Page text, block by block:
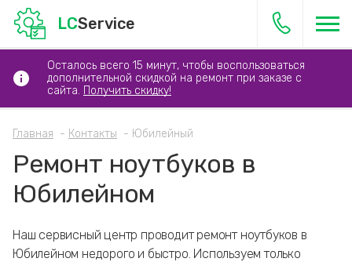
LCService
Осталось всего 15 минут, чтобы воспользоваться
дополнительной скидкой на ремонт при заказе с
сайта. Получить скидку!
Главная Контакты Юбилейный
Ремонт ноутбуков в
Юбилейном
Наш сервисный центр проводит ремонт ноутбуков в
Юбилейном недорого и быстро. Используем только